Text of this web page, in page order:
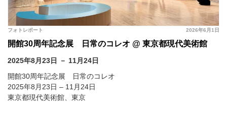
2026年6月1日
フォトレポート
開館30周年記念展 日常のコレオ @ 東京都現代美術館
2025年8月23日 － 11月24日
開館30周年記念展 日常のコレオ
2025年8月23日 – 11月24日
東京都現代美術館、東京